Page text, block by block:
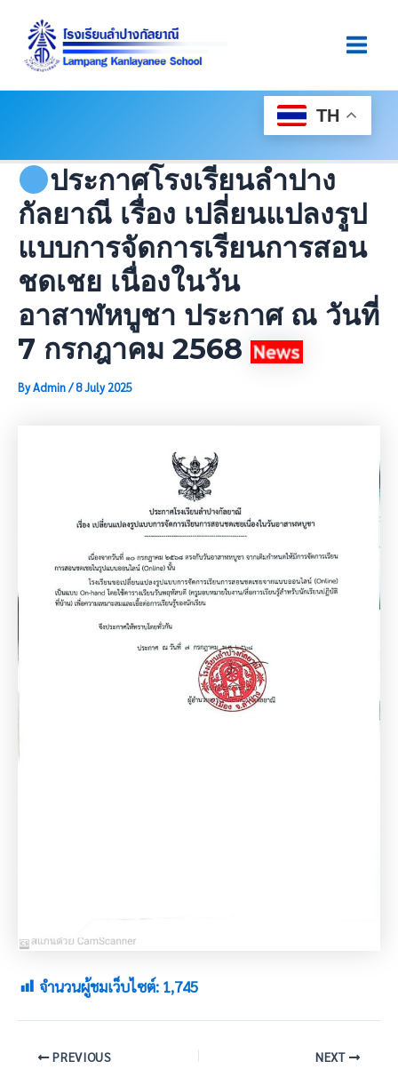
Content
TH
ประกาศโรงเรียนลำปาง
กัลยาณี เรื่อง เปลี่ยนแปลงรูป
แบบการจัดการเรียนการสอน
ชดเชย เนื่องในวัน
อาสาฬหบูชา ประกาศ ณ วันที่
7 กรกฎาคม 2568
ByAdmin/8 July 2025
จำนวนผู้ชมเว็บไซต์: 1,745
Navigation
PREVIOUS NEXT